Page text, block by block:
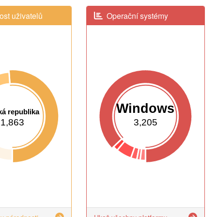
uživatelů
republika
1,863
Operační systémy
Windows
3,205